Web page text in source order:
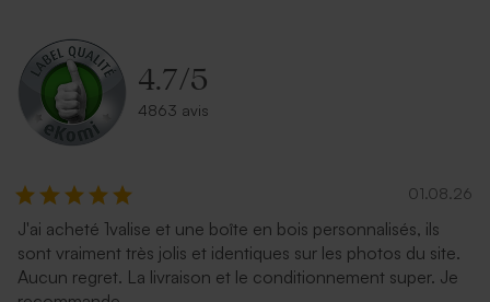
4.7/5
4863 avis
01.08.26
J'ai acheté 1valise et une boîte en bois personnalisés, ils
sont vraiment très jolis et identiques sur les photos du site.
Aucun regret. La livraison et le conditionnement super. Je